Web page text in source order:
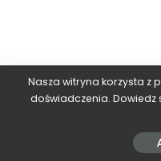
Nasza witryna korzysta z
doświadczenia. Dowiedz